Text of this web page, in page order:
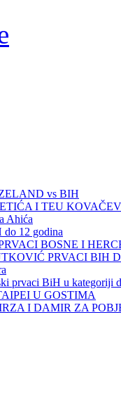
vs BIH
I TEU
Ahića
12 godina
BOSNE I
PRVACI BIH
prvaci BiH u kategoriji
U GOSTIMA
I DAMIR ZA